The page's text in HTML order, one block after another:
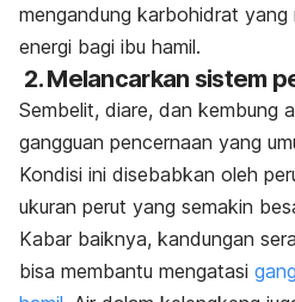
mengandung karbohidrat yang
energi bagi ibu hamil.
2. Melancarkan sistem
Sembelit, diare, dan kembung
gangguan pencernaan yang
Kondisi ini disebabkan oleh
ukuran perut yang semakin
Kabar baiknya, kandungan
bisa membantu mengatasi